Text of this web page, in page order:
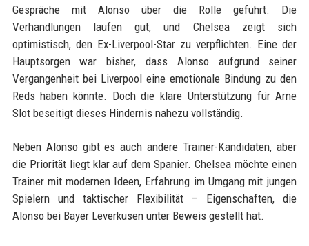
Gespräche mit Alonso über die Rolle geführt. Die
Verhandlungen laufen gut, und Chelsea zeigt sich
optimistisch, den Ex-Liverpool-Star zu verpflichten. Eine der
Hauptsorgen war bisher, dass Alonso aufgrund seiner
Vergangenheit bei Liverpool eine emotionale Bindung zu den
Reds haben könnte. Doch die klare Unterstützung für Arne
Slot beseitigt dieses Hindernis nahezu vollständig.
Neben Alonso gibt es auch andere Trainer-Kandidaten, aber
die Priorität liegt klar auf dem Spanier. Chelsea möchte einen
Trainer mit modernen Ideen, Erfahrung im Umgang mit jungen
Spielern und taktischer Flexibilität – Eigenschaften, die
Alonso bei Bayer Leverkusen unter Beweis gestellt hat.